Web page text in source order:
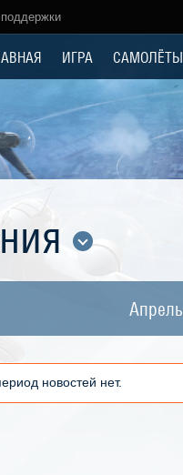
ИГРА САМОЛЁТЫ
Апрель
новостей нет.